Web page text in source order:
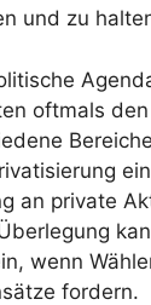
und zu
oftmals
an private
wenn
fordern.